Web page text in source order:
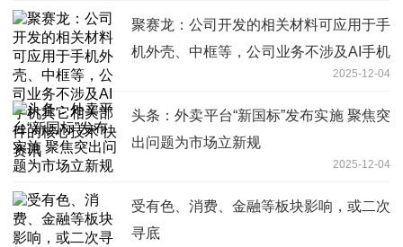
聚赛龙：公司开发的相关材料可应用于手
机外壳、中框等，公司业务不涉及AI手机
其它相关部件的核心技术 快资讯2025-12-04
头条：外卖平台“新国标”发布实施 聚焦突
出问题为市场立新规
2025-12-04
受有色、消费、金融等板块影响，或二次
寻底